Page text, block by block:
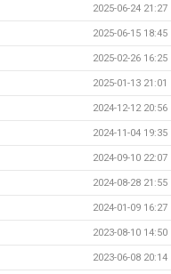
2025-06-24 21:27
2025-06-15 18:45
2025-02-26 16:25
2025-01-13 21:01
2024-12-12 20:56
2024-11-04 19:35
2024-09-10 22:07
2024-08-28 21:55
2024-01-09 16:27
2023-08-10 14:50
2023-06-08 20:14